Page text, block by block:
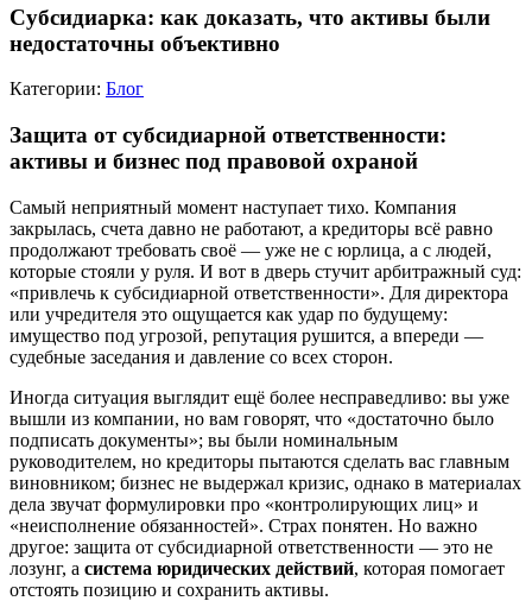
Субсидиарка: как доказать, что активы были
недостаточны объективно
Категории: Блог
Защита от субсидиарной ответственности:
активы и бизнес под правовой охраной
Самый неприятный момент наступает тихо. Компания
закрылась, счета давно не работают, а кредиторы всё равно
продолжают требовать своё — уже не с юрлица, а с людей,
которые стояли у руля. И вот в дверь стучит арбитражный суд:
«привлечь к субсидиарной ответственности». Для директора
или учредителя это ощущается как удар по будущему:
имущество под угрозой, репутация рушится, а впереди —
судебные заседания и давление со всех сторон.
Иногда ситуация выглядит ещё более несправедливо: вы уже
вышли из компании, но вам говорят, что «достаточно было
подписать документы»; вы были номинальным
руководителем, но кредиторы пытаются сделать вас главным
виновником; бизнес не выдержал кризис, однако в материалах
дела звучат формулировки про «контролирующих лиц» и
«неисполнение обязанностей». Страх понятен. Но важно
другое: защита от субсидиарной ответственности — это не
лозунг, а система юридических действий, которая помогает
отстоять позицию и сохранить активы.